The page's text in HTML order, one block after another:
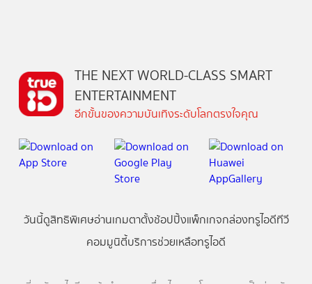
THE NEXT WORLD-CLASS SMART
ENTERTAINMENT
อีกขั้นของความบันเทิงระดับโลกตรงใจคุณ
วันนี้ดูสิทธิพิเศษอ่านเกมตาตั้งช้อปปิ้งแพ็กเกจกล่องทรูไอดีทีวี
คอมมูนิตี้บริการช่วยเหลือทรูไอดี